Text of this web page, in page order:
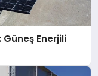
Enerjili